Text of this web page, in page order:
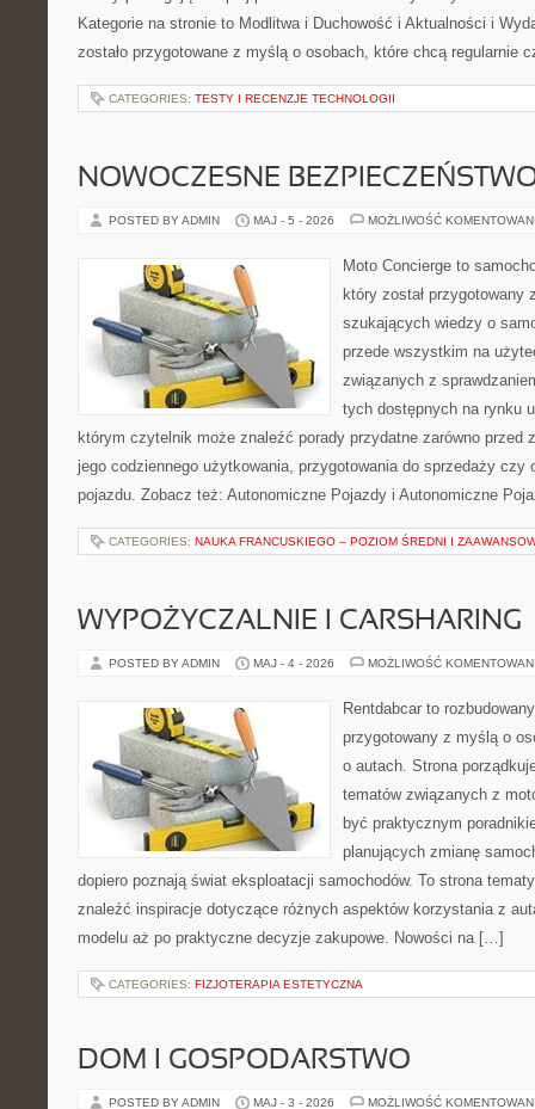
Kategorie na stronie to Modlitwa i Duchowość i Aktualności i
zostało przygotowane z myślą o osobach, które chcą regularnie
CATEGORIES: TESTY I RECENZJE TECHNOLOGII
NOWOCZESNE
POSTED BY ADMIN MAJ - 5 - 2026 MOŻLIWOŚĆ
Moto Concierge to
który został przygotowany
szukających wiedzy o
przede wszystkim na
związanych z
tych dostępnych na rynku
którym czytelnik może znaleźć porady przydatne zarówno przed
jego codziennego użytkowania, przygotowania do sprzedaży czy
pojazdu. Zobacz też: Autonomiczne Pojazdy i Autonomiczne
CATEGORIES: NAUKA FRANCUSKIEGO – POZIOM ŚREDNI I
WYPOŻYCZALNIE I CARSHARING
POSTED BY ADMIN MAJ - 4 - 2026 MOŻLIWOŚĆ
Rentdabcar to
przygotowany z myślą o
o autach. Strona
tematów związanych z
być praktycznym
planujących zmianę
dopiero poznają świat eksploatacji samochodów. To strona
znaleźć inspiracje dotyczące różnych aspektów korzystania z
modelu aż po praktyczne decyzje zakupowe. Nowości na […]
CATEGORIES: FIZJOTERAPIA ESTETYCZNA
DOM I GOSPODARSTWO
POSTED BY ADMIN MAJ - 3 - 2026 MOŻLIWOŚĆ